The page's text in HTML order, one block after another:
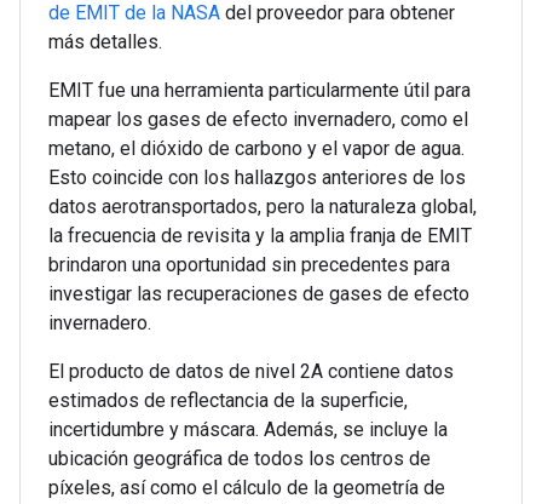
de EMIT de la NASA del proveedor para obtener
más detalles.
EMIT fue una herramienta particularmente útil para
mapear los gases de efecto invernadero, como el
metano, el dióxido de carbono y el vapor de agua.
Esto coincide con los hallazgos anteriores de los
datos aerotransportados, pero la naturaleza global,
la frecuencia de revisita y la amplia franja de EMIT
brindaron una oportunidad sin precedentes para
investigar las recuperaciones de gases de efecto
invernadero.
El producto de datos de nivel 2A contiene datos
estimados de reflectancia de la superficie,
incertidumbre y máscara. Además, se incluye la
ubicación geográfica de todos los centros de
píxeles, así como el cálculo de la geometría de